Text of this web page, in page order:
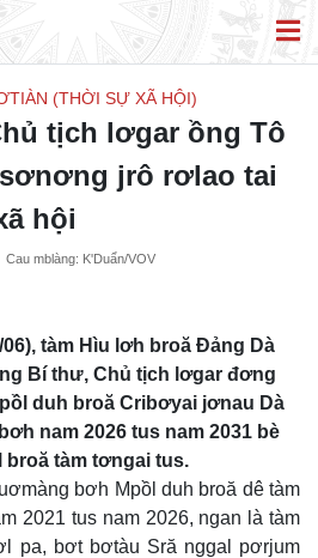
(THỜI SỰ XÃ HỘI)
tịch lơgar ồng Tô
jrô rơlao tai
hội
Cau mblàng: K'Duẩn/VOV
06), tàm Hìu lơh broă Đảng Dà
Bí thư, Chủ tịch lơgar đơng
duh broă Cribơyai jơnau Dà
nam 2026 tus nam 2031 bè
broă tàm tơngai tus.
bơh Mpồl duh broă dê tàm
2021 tus nam 2026, ngan là tàm
pa, bơt bơtàu Sră nggal pơrjum